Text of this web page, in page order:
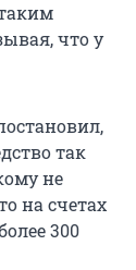
что у
так
не
на счетах
300